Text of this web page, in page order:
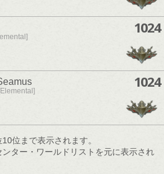
1024
1024
位まで表示されます。
ター・ワールドリストを元に表示され